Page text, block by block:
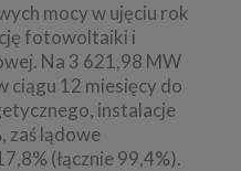
mocy w ujęciu rok
fotowoltaiki i
Na 3 621,98 MW
ciągu 12 miesięcy do
instalacje
zaś lądowe
(łącznie 99,4%).